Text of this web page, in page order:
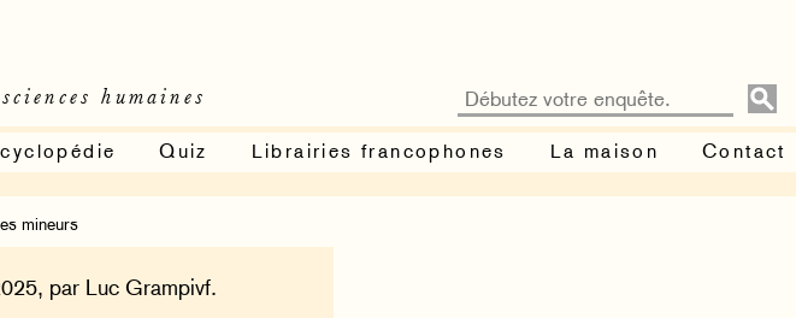
humaines
Quiz Librairies francophones La maison Contact
mineurs
par Luc Grampivf.